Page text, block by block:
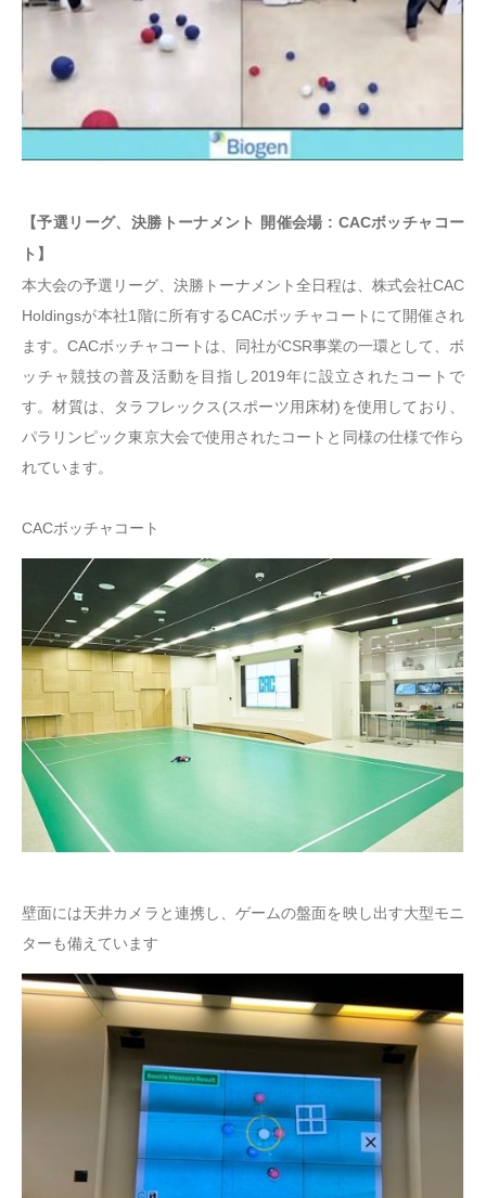
【予選リーグ、決勝トーナメント 開催会場 : CACボッチャコー
ト】
本大会の予選リーグ、決勝トーナメント全日程は、株式会社CAC
Holdingsが本社1階に所有するCACボッチャコートにて開催され
ます。CACボッチャコートは、同社がCSR事業の一環として、ボ
ッチャ競技の普及活動を目指し2019年に設立されたコートで
す。材質は、タラフレックス(スポーツ用床材)を使用しており、
パラリンピック東京大会で使用されたコートと同様の仕様で作ら
れています。
CACボッチャコート
壁面には天井カメラと連携し、ゲームの盤面を映し出す大型モニ
ターも備えています